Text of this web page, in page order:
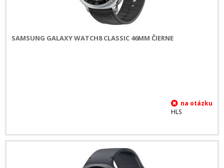
SAMSUNG GALAXY WATCH8 CLASSIC 46MM ČIERNE
HLS